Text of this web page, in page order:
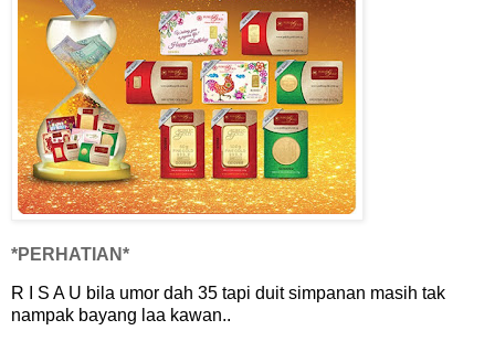
*PERHATIAN*
R I S A U bila umor dah 35 tapi duit simpanan masih tak
nampak bayang laa kawan..